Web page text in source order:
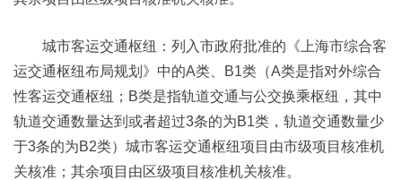
城市客运交通枢纽：列入市政府批准的《上海市综合客
运交通枢纽布局规划》中的A类、B1类（A类是指对外综合
性客运交通枢纽；B类是指轨道交通与公交换乘枢纽，其中
轨道交通数量达到或者超过3条的为B1类，轨道交通数量少
于3条的为B2类）城市客运交通枢纽项目由市级项目核准机
关核准；其余项目由区级项目核准机关核准。